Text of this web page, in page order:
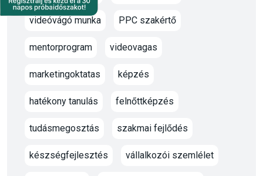
videóvágó munka PPC szakértő
mentorprogram videovagas
marketingoktatas képzés
hatékony tanulás felnőttképzés
tudásmegosztás szakmai fejlődés
készségfejlesztés vállalkozói szemlélet